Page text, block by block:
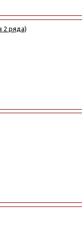
2 ряда)